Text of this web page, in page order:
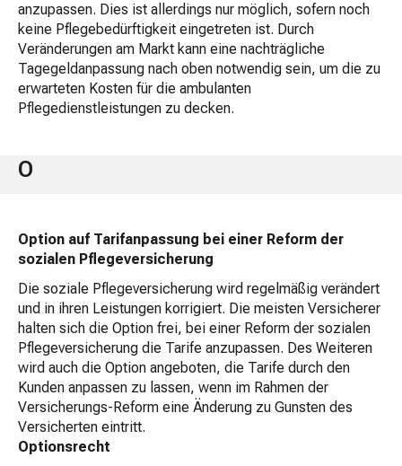
anzupassen. Dies ist allerdings nur möglich, sofern noch
keine Pflegebedürftigkeit eingetreten ist. Durch
Veränderungen am Markt kann eine nachträgliche
Tagegeldanpassung nach oben notwendig sein, um die zu
erwarteten Kosten für die ambulanten
Pflegedienstleistungen zu decken.
O
Option auf Tarifanpassung bei einer Reform der
sozialen Pflegeversicherung
Die soziale Pflegeversicherung wird regelmäßig verändert
und in ihren Leistungen korrigiert. Die meisten Versicherer
halten sich die Option frei, bei einer Reform der sozialen
Pflegeversicherung die Tarife anzupassen. Des Weiteren
wird auch die Option angeboten, die Tarife durch den
Kunden anpassen zu lassen, wenn im Rahmen der
Versicherungs-Reform eine Änderung zu Gunsten des
Versicherten eintritt.
Optionsrecht